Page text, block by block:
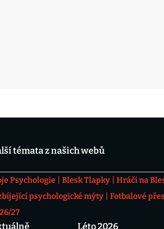
témata z našich webů
Psychologie Blesk Tlapky Hráči na
psychologické mýty
Fotbalové
27
Léto 2026